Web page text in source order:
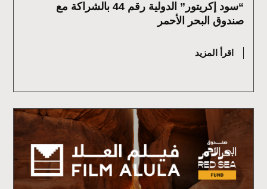
“سود إكريتور” الدولية رقم 44 بالشراكة مع
صندوق البحر الأحمر
اقرأ المزيد